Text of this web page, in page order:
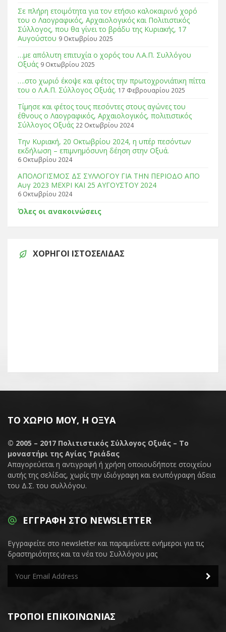
Σε πλήρη ετοιμότητα για τον ετήσιο καλοκαιρινό χορό
του ο Λαογραφικός, Αρχαιολογικός και Πολιτιστικός
Σύλλογος, που θα γίνει το βράδυ της Κυριακής, 17
Αυγούστου 9 Οκτωβρίου 2025
…με απόλυτη επιτυχία ο χορός του Λ.Α.Π. Συλλόγου
Οξυάς 9 Οκτωβρίου 2025
….στο χωριό έκοψε και φέτος την πρωτοχρονιάτικη πίττα
του ο Λ.Α.Π. Σύλλογος Οξυάς. 17 Φεβρουαρίου 2025
Τίμησε και φέτος τους πεσόντες στους αγώνες του
έθνους ο Λαογραφικός, Αρχαιολογικός, πολιτιστικός
Σύλλογος Οξυάς 22 Οκτωβρίου 2024
Tην Κυριακή, 20 Οκτωβρίου 2024, η υπέρ πεσόντων
εκδήλωση – επιμνημόσυνη δέηση στην Οξυά.
6 Οκτωβρίου 2024
ΑΠΟΛΟΓΙΣΜΟΣ ΔΣ ΣΥΛΛΟΓΟΥ ΓΙΑ ΤΗΝ ΠΕΡΙΟΔΟ ΑΠΟ
Αυγ 2023 ΜΕΧΡΙ ΚΑΙ 25 ΑΥΓΟΥΣΤΟΥ 2024
6 Οκτωβρίου 2024
Όλες οι ανακοινώσεις
ΧΟΡΗΓΟΊ ΙΣΤΟΣΕΛΊΔΑΣ
ΤΟ ΧΩΡΙΌ ΜΟΥ, Η ΟΞΥΆ
© 2005 – 2017 Πολιτιστικός Σύλλογος Οξυάς – Το
μοναστήρι της Αγίας Τριάδας
Απαγορεύεται η αντιγραφή ή χρήση οποιουδήποτε στοιχείου
αυτής της σελίδας, χωρίς την ιδιόγραφη και ενυπόγραφη άδεια
του Δ.Σ. του συλλόγου.
ΕΓΓΡΑΦΉ ΣΤΟ NEWSLETTER
Εγγραφείτε στο newsletter και παραμείνετε ενήμεροι για τις
δραστηριότητες και τα νέα του Συλλόγου μας
ΤΡΌΠΟΙ ΕΠΙΚΟΙΝΩΝΊΑΣ